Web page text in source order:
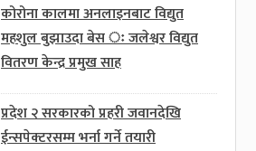
कोरोना कालमा अनलाइनबाट विद्युत
महशुल बुझाउदा बेस ः जलेश्वर विद्युत
वितरण केन्द्र प्रमुख साह
प्रदेश २ सरकारको प्रहरी जवानदेखि
ईन्सपेक्टरसम्म भर्ना गर्ने तयारी